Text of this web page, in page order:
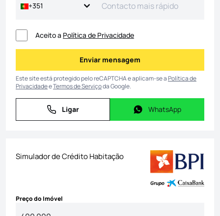
+351
Aceito a Política de Privacidade
Enviar mensagem
Enviar mensagem
Este site está protegido pelo reCAPTCHA e aplicam-se aPolítica de
PrivacidadeeTermos de Serviçoda Google.
Ligar
Ligar WhatsApp
WhatsApp
Simulador de Crédito Habitação
Preço do Imóvel